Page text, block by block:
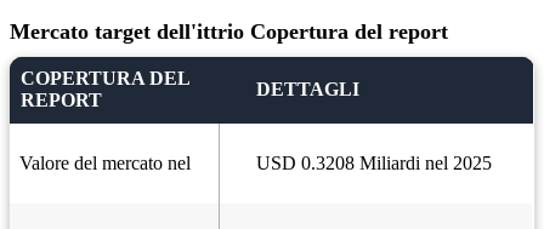
Mercato target dell'ittrio Copertura del report
COPERTURA DEL
REPORT
DETTAGLI
Valore del mercato nel USD 0.3208 Miliardi nel 2025